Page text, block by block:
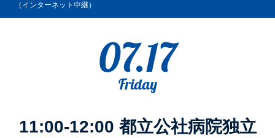
（インターネット中継）
07.17
Friday
11:00-12:00 都立公社病院独立